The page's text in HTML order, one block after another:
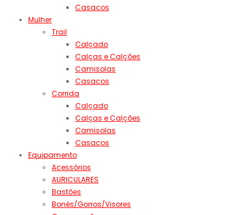
Casacos
Mulher
Trail
Calçado
Calças e Calções
Camisolas
Casacos
Corrida
Calçado
Calças e Calções
Camisolas
Casacos
Equipamento
Acessórios
AURICULARES
Bastões
Bonés/Gorros/Visores